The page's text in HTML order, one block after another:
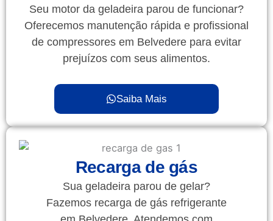
Seu motor da geladeira parou de funcionar?
Oferecemos manutenção rápida e profissional
de compressores em Belvedere para evitar
prejuízos com seus alimentos.
Saiba Mais
Recarga de gás
Sua geladeira parou de gelar?
Fazemos recarga de gás refrigerante